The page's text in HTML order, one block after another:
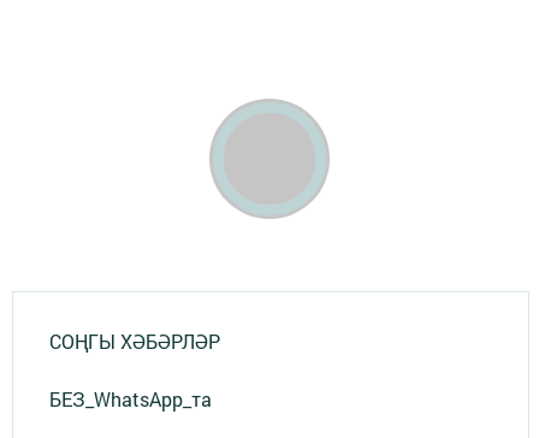
СОҢГЫ ХӘБӘРЛӘР
БЕЗ_WhatsApp_та